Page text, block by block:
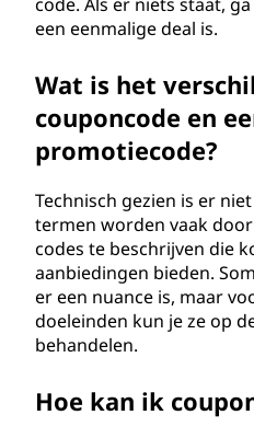
een eenmalige deal is.
Wat is het
couponcode en
promotiecode?
Technisch gezien is er
termen worden vaak
codes te beschrijven die
aanbiedingen bieden.
er een nuance is, maar
doeleinden kun je ze op
behandelen.
Hoe kan ik